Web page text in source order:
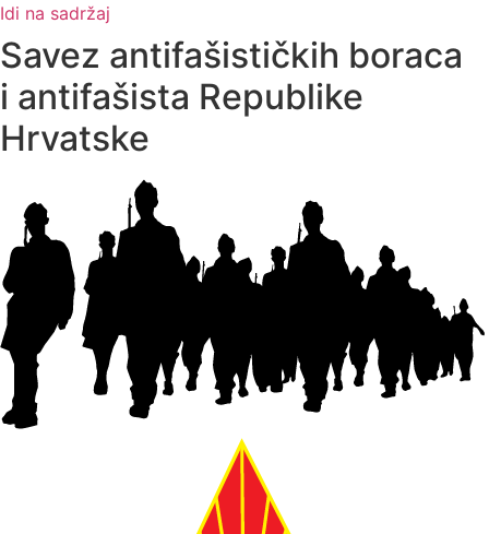
Idi na sadržaj
Savez antifašističkih boraca
i antifašista Republike
Hrvatske